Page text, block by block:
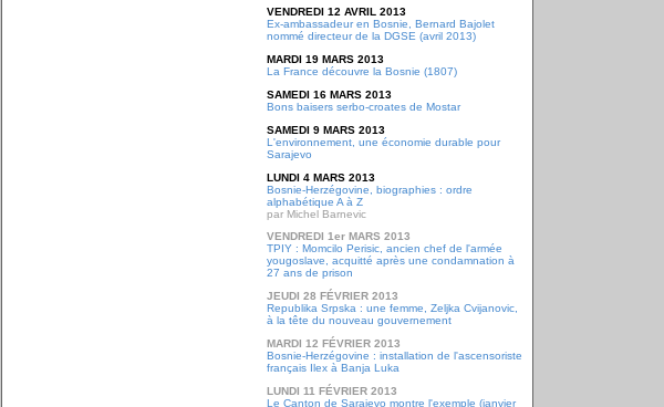
VENDREDI 12 AVRIL 2013
Ex-ambassadeur en Bosnie, Bernard Bajolet
nommé directeur de la DGSE (avril 2013)
MARDI 19 MARS 2013
La France découvre la Bosnie (1807)
SAMEDI 16 MARS 2013
Bons baisers serbo-croates de Mostar
SAMEDI 9 MARS 2013
L'environnement, une économie durable pour
Sarajevo
LUNDI 4 MARS 2013
Bosnie-Herzégovine, biographies : ordre
alphabétique A à Z
par Michel Barnevic
VENDREDI 1er MARS 2013
TPIY : Momcilo Perisic, ancien chef de l'armée
yougoslave, acquitté après une condamnation à
27 ans de prison
JEUDI 28 FÉVRIER 2013
Republika Srpska : une femme, Zeljka Cvijanovic,
à la tête du nouveau gouvernement
MARDI 12 FÉVRIER 2013
Bosnie-Herzégovine : installation de l'ascensoriste
français Ilex à Banja Luka
LUNDI 11 FÉVRIER 2013
Le Canton de Sarajevo montre l'exemple (janvier